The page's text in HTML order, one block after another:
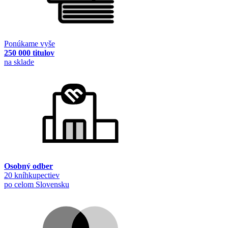
Ponúkame vyše
250 000 titulov
na sklade
Osobný odber
20 kníhkupectiev
po celom Slovensku